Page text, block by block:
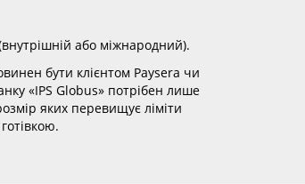
або міжнародний).
бути клієнтом Paysera чи
«IPS Globus» потрібен лише
яких перевищує ліміти